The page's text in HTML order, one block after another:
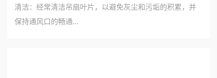
清洁：经常清洁吊扇叶片，以避免灰尘和污垢的积累，并
保持通风口的畅通...